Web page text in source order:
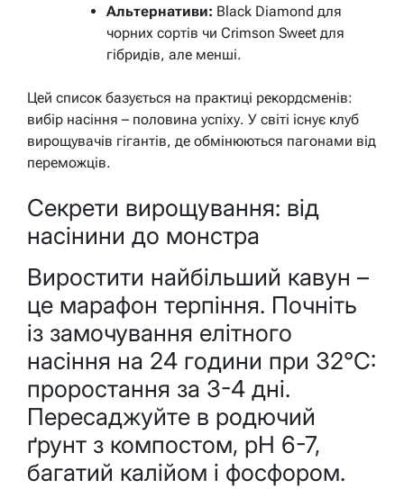
Альтернативи: Black Diamond для
чорних сортів чи Crimson Sweet для
гібридів, але менші.
Цей список базується на практиці рекордсменів:
вибір насіння – половина успіху. У світі існує клуб
вирощувачів гігантів, де обмінюються пагонами від
переможців.
Секрети вирощування: від
насінини до монстра
Виростити найбільший кавун –
це марафон терпіння. Почніть
із замочування елітного
насіння на 24 години при 32°C:
проростання за 3-4 дні.
Пересаджуйте в родючий
ґрунт з компостом, pH 6-7,
багатий калійом і фосфором.